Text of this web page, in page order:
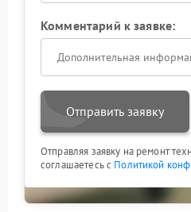
Комментарий к заявке:
Отправить заявку
Отправляя заявку на ремонт
соглашаетесь с Политикой